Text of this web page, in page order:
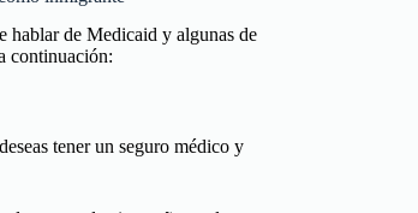
hablar de Medicaid y algunas de
continuación:
tener un seguro médico y